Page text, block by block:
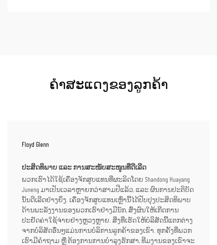
ຄຳສະແດງຂອງລູກຄ້າ
Floyd Glenn
ປະສິດທິພາບ ແລະ ການສະໜັບສະໜູນທີ່ດີເລີດ
ພວກເຮົາໄດ້ໃຊ້ເຄື່ອງຈັກສູບແທນທີ່ຜະລິດໂດຍ Shandong Huayang
Juneng ມາເປັນເວລາຫຼາຍກວ່າສາມປີແລ້ວ, ແລະ ຜົນການປະຕິບັດ
ນັ້ນດີເລີດຢ່າງຍິ່ງ. ເຄື່ອງຈັກສູບແທນເຫຼົ່ານີ້ໄດ້ປັບປຸງປະສິດທິພາບ
ດ້ານພະລັງງານຂອງພວກເຮົາຢ່າງມີນັກ, ສົ່ງຜົນໃຫ້ເກີດການ
ປະຢັດຄ່າໃຊ້ຈ່າຍຢ່າງຫຼວງຫຼາຍ. ສິ່ງທີ່ເຮັດໃຫ້ບໍລິສັດນີ້ແຕກຕ່າງ
ຈາກບໍລິສັດອື່ນໆແມ່ນການບໍລິການລູກຄ້າຂອງເຂົາ. ທຸກຄັ້ງທີ່ພວກ
ເຮົາມີຄຳຖາມ ຫຼື ຕ້ອງການການບໍາລຸງຮັກສາ, ທີມງານຂອງເຂົາຈະ